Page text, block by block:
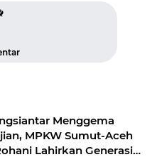
Menggema
MPKW Sumut-Aceh
Lahirkan Generasi